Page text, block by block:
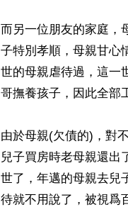
而另一位朋友的家庭，
子特別孝順，母親甘心
世的母親虐待過，這一
哥撫養孩子，因此全部
由於母親(欠債的)，對
兒子買房時老母親還出
世了，年邁的母親去兒
待就不用說了，被視爲